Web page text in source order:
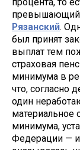
превышающий
Рязанский.
был принят
выплат тем
страховая
минимума в
что, согласно
один
материальное
минимума,
Федерации — и